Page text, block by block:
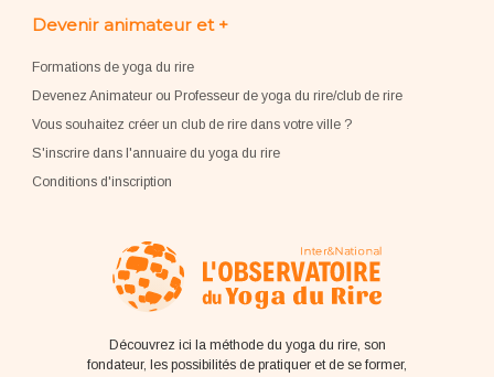
Devenir animateur et +
Formations de yoga du rire
Devenez Animateur ou Professeur de yoga du rire/club de rire
Vous souhaitez créer un club de rire dans votre ville ?
S'inscrire dans l'annuaire du yoga du rire
Conditions d'inscription
Découvrez ici la méthode du yoga du rire, son
fondateur, les possibilités de pratiquer et de se former,